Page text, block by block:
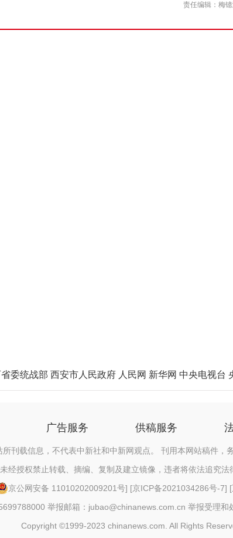
责任编辑：梅
委统战部 西安市人民政府 人民网 新华网 中央电视台
广告服务 供稿服务
所刊载信息，不代表中新社和中新网观点。 刊用本网站稿件，
未经授权禁止转载、摘编、复制及建立镜像，违者将依法追究法
京公网安备 11010202009201号] [京ICP备2021034286号-7] [
举报邮箱：jubao@chinanews.com.cn 举报受理和
Copyright ©1999-2023 chinanews.com. All Rights